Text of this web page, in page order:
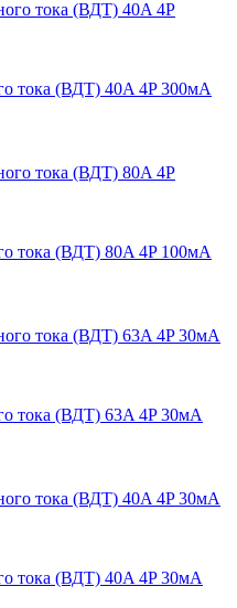
тока (ВДТ) 40A 4P 300мА
тока (ВДТ) 80A 4P 100мА
тока (ВДТ) 63A 4P 30мА
тока (ВДТ) 40A 4P 30мА